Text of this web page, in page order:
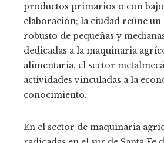
productos primarios o con
elaboración; la ciudad reúne
robusto de pequeñas y
dedicadas a la maquinaria
alimentaria, el sector
actividades vinculadas a la
conocimiento.
En el sector de maquinaria